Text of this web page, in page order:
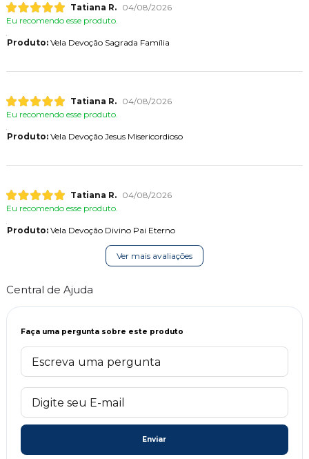
Tatiana R.
04/08/2026
Eu recomendo esse produto.
Produto:Vela Devoção Sagrada Família
Tatiana R.
04/08/2026
Eu recomendo esse produto.
Produto:Vela Devoção Jesus Misericordioso
Tatiana R.
04/08/2026
Eu recomendo esse produto.
Produto:Vela Devoção Divino Pai Eterno
Ver mais avaliações
Central de Ajuda
Faça uma pergunta sobre este produto
Enviar